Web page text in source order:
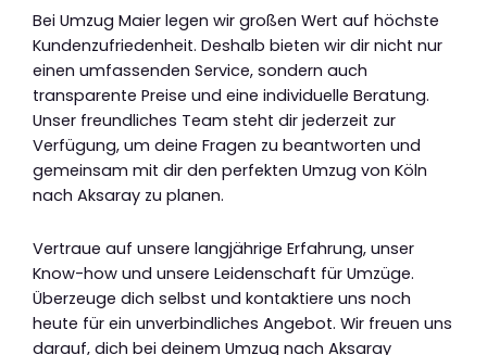
Bei Umzug Maier legen wir großen Wert auf höchste
Kundenzufriedenheit. Deshalb bieten wir dir nicht nur
einen umfassenden Service, sondern auch
transparente Preise und eine individuelle Beratung.
Unser freundliches Team steht dir jederzeit zur
Verfügung, um deine Fragen zu beantworten und
gemeinsam mit dir den perfekten Umzug von Köln
nach Aksaray zu planen.
Vertraue auf unsere langjährige Erfahrung, unser
Know-how und unsere Leidenschaft für Umzüge.
Überzeuge dich selbst und kontaktiere uns noch
heute für ein unverbindliches Angebot. Wir freuen uns
darauf, dich bei deinem Umzug nach Aksaray